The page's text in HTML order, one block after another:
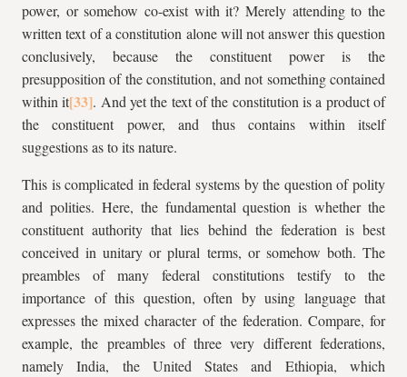
power, or somehow co-exist with it? Merely attending to the
written text of a constitution alone will not answer this question
conclusively, because the constituent power is the
presupposition of the constitution, and not something contained
within it
. And yet the text of the constitution is a product of
the constituent power, and thus contains within itself
suggestions as to its nature.
This is complicated in federal systems by the question of polity
and polities. Here, the fundamental question is whether the
constituent authority that lies behind the federation is best
conceived in unitary or plural terms, or somehow both. The
preambles of many federal constitutions testify to the
importance of this question, often by using language that
expresses the mixed character of the federation. Compare, for
example, the preambles of three very different federations,
namely India, the United States and Ethiopia, which